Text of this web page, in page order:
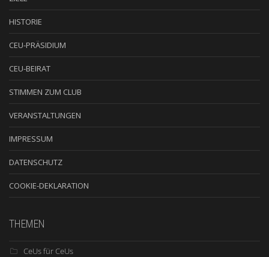
HISTORIE
CEU-PRÄSIDIUM
CEU-BEIRAT
STIMMEN ZUM CLUB
VERANSTALTUNGEN
IMPRESSUM
DATENSCHUTZ
COOKIE-DEKLARATION
THEMEN
CeUs für CeUs